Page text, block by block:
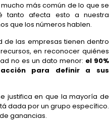
más común de lo que se
tanto afecta esto a nuestra
que los números hablen.
de las empresas tienen dentro
en reconocer quiénes
no es un dato menor: el 90%
para definir a sus
justifica en que la mayoría de
dada por un grupo específico.
ganancias.